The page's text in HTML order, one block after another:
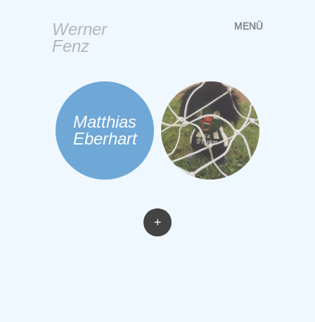
Werner
Fenz
MENÜ
Springe
zum
Matthias
Eberhart
+